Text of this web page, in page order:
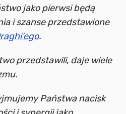
jako pierwsi będą
i szanse przedstawione
.
przedstawili, daje wiele
Państwa nacisk